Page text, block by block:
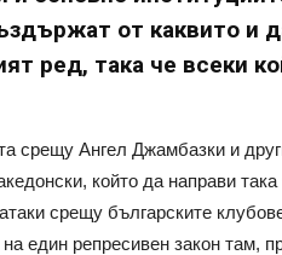
от каквито и
ред, така че всеки
срещу Ангел Джамбазки и
който да направи
срещу българските
един репресивен закон там,